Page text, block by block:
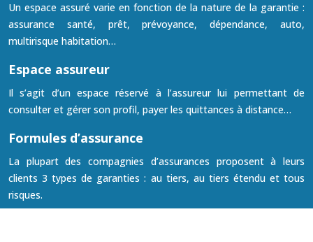
Un espace assuré varie en fonction de la nature de la garantie :
assurance santé, prêt, prévoyance, dépendance, auto,
multirisque habitation…
Espace assureur
Il s’agit d’un espace réservé à l’assureur lui permettant de
consulter et gérer son profil, payer les quittances à distance…
Formules d’assurance
La plupart des compagnies d’assurances proposent à leurs
clients 3 types de garanties : au tiers, au tiers étendu et tous
risques.